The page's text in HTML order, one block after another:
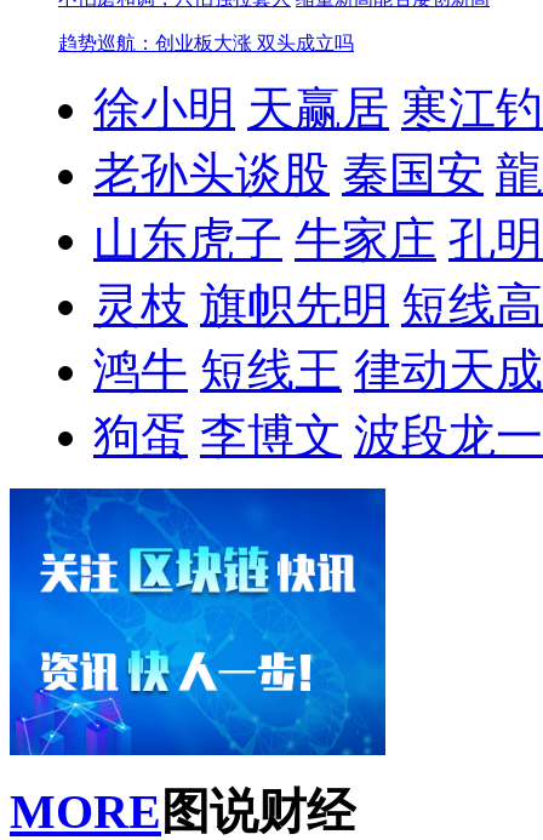
趋势巡航：创业板大涨 双头成立吗
徐小明 天赢居 寒江
老孙头谈股 秦国安
山东虎子 牛家庄 孔
灵枝 旗帜先明 短线
鸿牛 短线王 律动天成
狗蛋 李博文 波段龙一
MORE 图说财经